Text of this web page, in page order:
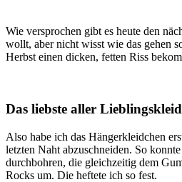
Wie versprochen gibt es heute den
wollt, aber nicht wisst wie das gehen
Herbst einen dicken, fetten Riss
Das liebste aller
Also habe ich das Hängerkleidchen
letzten Naht abzuschneiden. So
durchbohren, die gleichzeitig dem
Rocks um. Die heftete ich so fest.